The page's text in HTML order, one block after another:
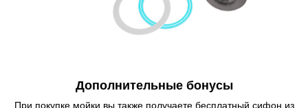
Дополнительные бонусы
При покупке мойки вы также получаете бесплатный сифон из